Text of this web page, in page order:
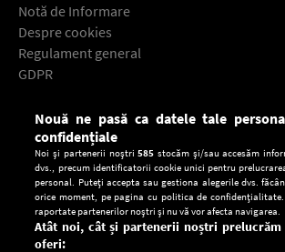
Notă de Informare
Despre cookies
Regulament general
GDPR
Descarcă gratuit aplicaţia Europa FM
Nouă ne pasă ca datele tale
confidențiale
Noi și partenerii noștri585 stocăm și/sau accesăm
dvs., precum identificatorii cookie unici pentru
personal. Puteți accepta sau gestiona alegerile dvs.
orice moment, pe pagina cu politica de
raportate partenerilor noștri și nu vă vor afecta navigarea.
Atât noi, cât și partenerii noștri prelucrăm
oferi: